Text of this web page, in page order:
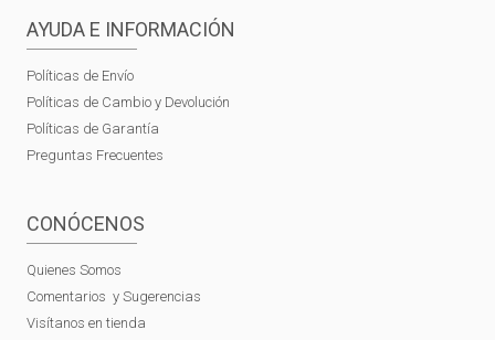
AYUDA E INFORMACIÓN
Políticas de Envío
Políticas de Cambio y Devolución
Políticas de Garantía
Preguntas Frecuentes
CONÓCENOS
Quienes Somos
Comentarios y Sugerencias
Visítanos en tienda